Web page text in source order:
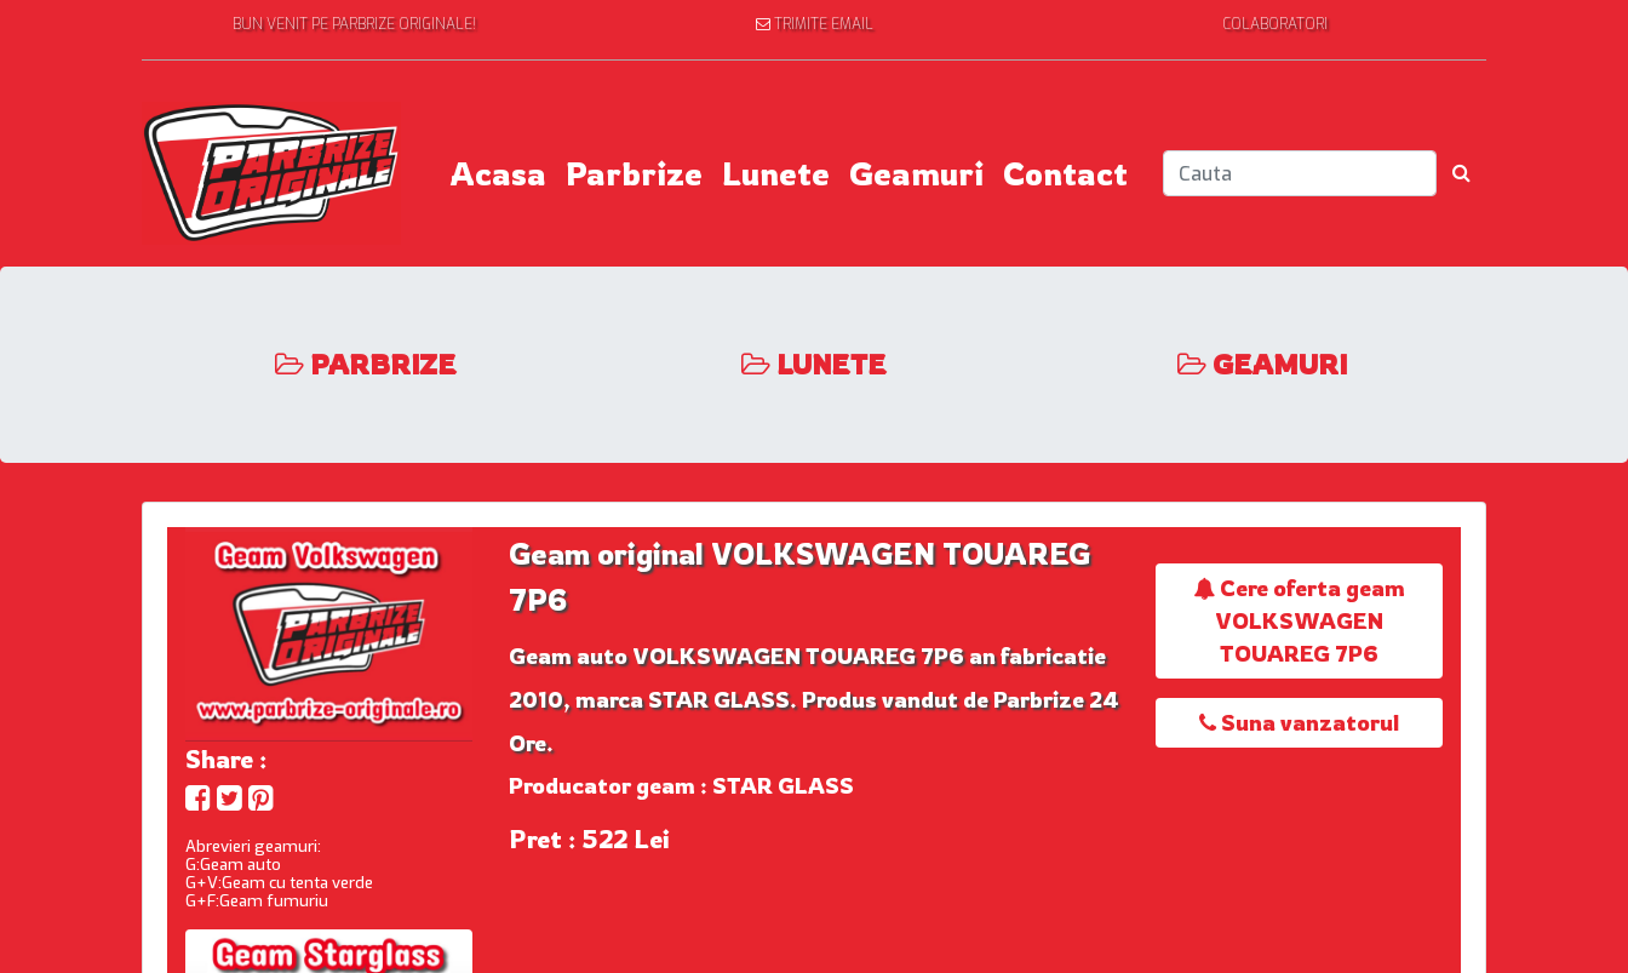
BUN VENIT PE PARBRIZE ORIGINALE! TRIMITE EMAIL COLABORATORI
Acasa Parbrize Lunete Geamuri Contact
PARBRIZE LUNETE GEAMURI
Share :
Abrevieri geamuri:
G:Geam auto
G+V:Geam cu tenta verde
G+F:Geam fumuriu
Geam original VOLKSWAGEN TOUAREG
7P6
Geam auto VOLKSWAGEN TOUAREG 7P6 an fabricatie
2010, marca STAR GLASS. Produs vandut de Parbrize 24
Ore.
Producator geam : STAR GLASS
Pret : 522 Lei
Cere oferta geam
VOLKSWAGEN
TOUAREG 7P6
Suna vanzatorul